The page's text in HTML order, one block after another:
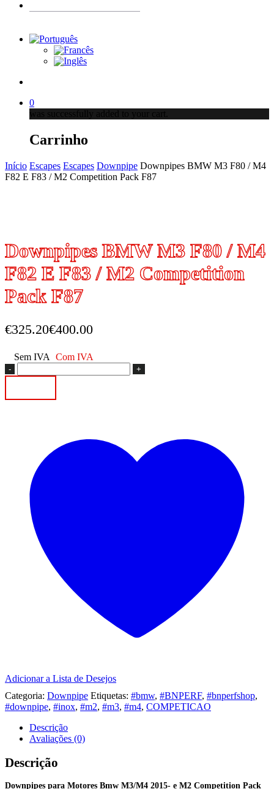
0
was successfully added to your cart.
Carrinho
Início Escapes Escapes Downpipe Downpipes BMW M3 F80 / M4
F82 E F83 / M2 Competition Pack F87
Downpipes BMW M3 F80 / M4
F82 E F83 / M2 Competition
Pack F87
€325.20€400.00
Sem IVA
Com IVA
de
BMW
M2
Competition
Pack
Adicionar a Lista de Desejos
Categoria: Downpipe Etiquetas: #bmw, #BNPERF, #bnperfshop,
#downpipe, #inox, #m2, #m3, #m4, COMPETICAO
Descrição
Avaliações (0)
Descrição
Downpipes para Motores Bmw M3/M4 2015- e M2 Competition Pack